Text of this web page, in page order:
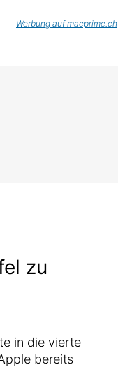
Werbung auf macprime.ch
zu
in die vierte
bereits